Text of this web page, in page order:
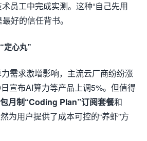
员工中完成实测。这种“自己先用
好的信任背书。
定心丸”
需求激增影响，主流云厂商纷纷涨
宣布AI算力等产品上调5%。但值得
包月制“Coding Plan”订阅套餐和
为用户提供了成本可控的“养虾”方